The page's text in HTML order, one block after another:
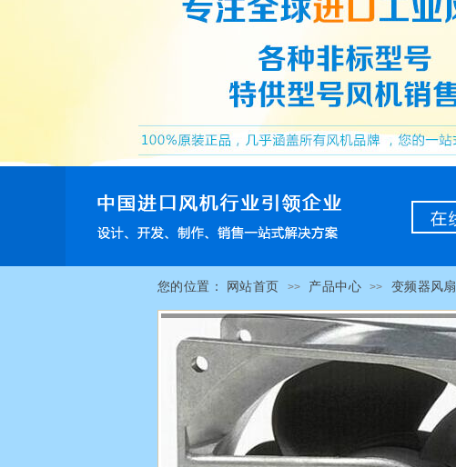
您的位置： 网站首页 >> 产品中心 >> 变频器风扇